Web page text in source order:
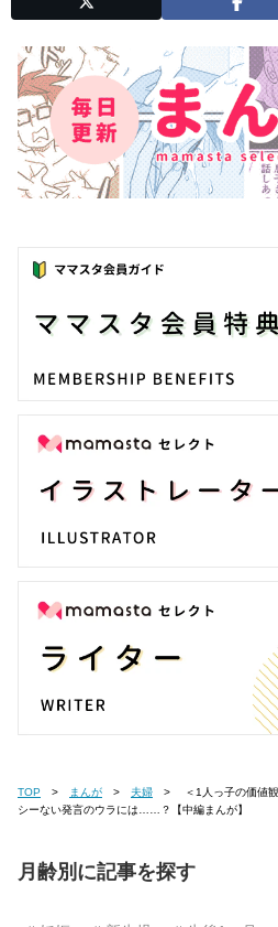
TOP まんが 夫婦
シーない発言のウラには……？【中編まんが】
月齢別に記事を探す